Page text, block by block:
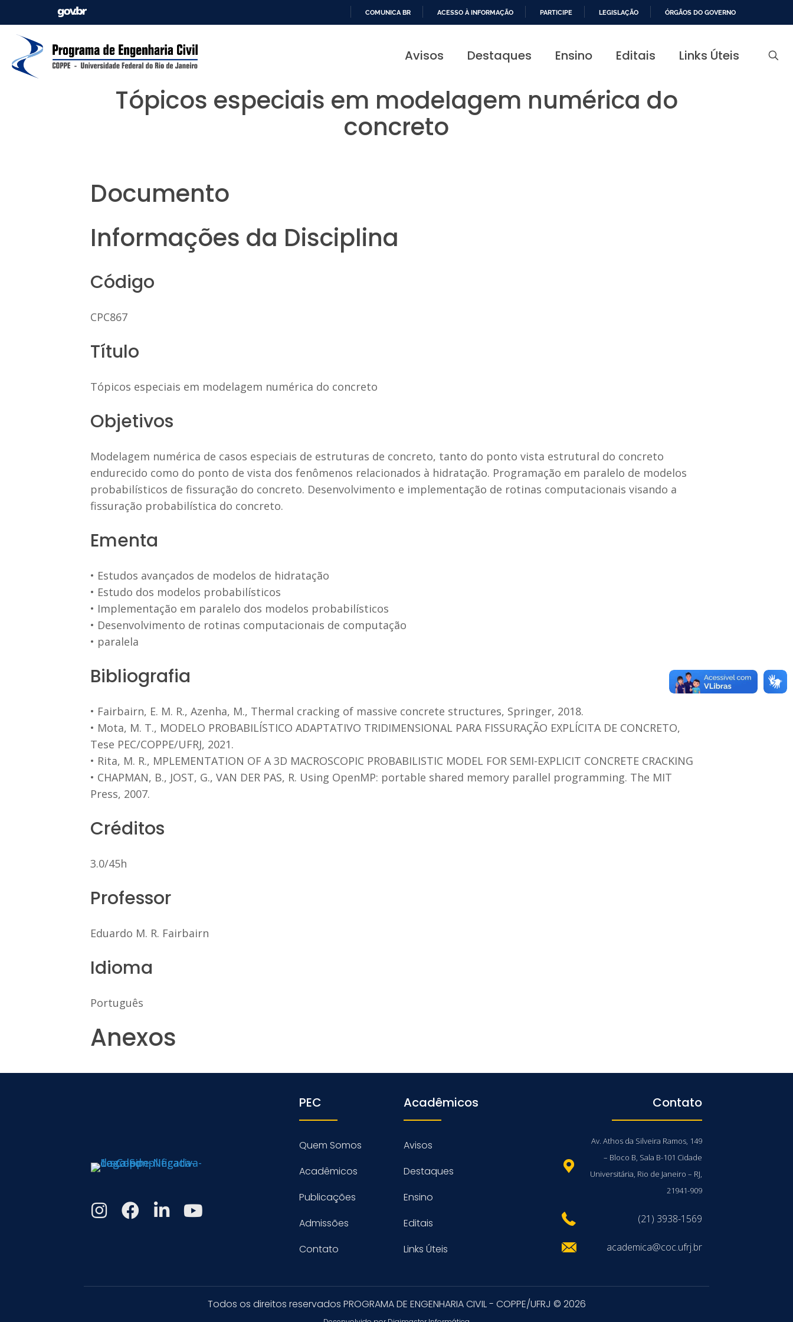
PARA
COMUNICA BR ACESSO À INFORMAÇÃO PARTICIPE LEGISLAÇÃO ÓRGÃOS DO GOVERNO
Avisos Destaques Ensino Editais Links Úteis
Tópicos especiais em modelagem numérica do
concreto
Documento
Informações da Disciplina
Código
CPC867
Título
Tópicos especiais em modelagem numérica do concreto
Objetivos
Modelagem numérica de casos especiais de estruturas de concreto, tanto do ponto vista estrutural do concreto
endurecido como do ponto de vista dos fenômenos relacionados à hidratação. Programação em paralelo de modelos
probabilísticos de fissuração do concreto. Desenvolvimento e implementação de rotinas computacionais visando a
fissuração probabilística do concreto.
Ementa
• Estudos avançados de modelos de hidratação
• Estudo dos modelos probabilísticos
• Implementação em paralelo dos modelos probabilísticos
• Desenvolvimento de rotinas computacionais de computação
• paralela
Bibliografia
• Fairbairn, E. M. R., Azenha, M., Thermal cracking of massive concrete structures, Springer, 2018.
• Mota, M. T., MODELO PROBABILÍSTICO ADAPTATIVO TRIDIMENSIONAL PARA FISSURAÇÃO EXPLÍCITA DE CONCRETO,
Tese PEC/COPPE/UFRJ, 2021.
• Rita, M. R., MPLEMENTATION OF A 3D MACROSCOPIC PROBABILISTIC MODEL FOR SEMI-EXPLICIT CONCRETE CRACKING
• CHAPMAN, B., JOST, G., VAN DER PAS, R. Using OpenMP: portable shared memory parallel programming. The MIT
Press, 2007.
Créditos
3.0/45h
Professor
Eduardo M. R. Fairbairn
Idioma
Português
Anexos
PEC
Quem Somos
Acadêmicos
Publicações
Admissões
Contato
Acadêmicos
Avisos
Destaques
Ensino
Editais
Links Úteis
Contato
Av. Athos da Silveira Ramos, 149
– Bloco B, Sala B-101 Cidade
Universitária, Rio de Janeiro – RJ,
21941-909
(21) 3938-1569
academica@coc.ufrj.br
Todos os direitos reservados PROGRAMA DE ENGENHARIA CIVIL - COPPE/UFRJ © 2026